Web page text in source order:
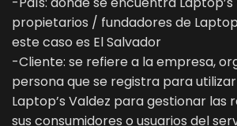
propietarios / fundadores de
este caso es El Salvador
-Cliente: se refiere a la empresa,
persona que se registra para
Laptop’s Valdez para gestionar las
sus consumidores o usuarios del